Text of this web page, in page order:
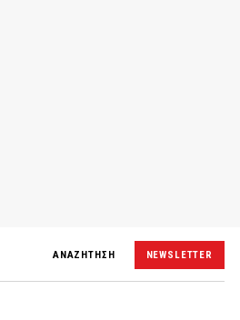
ΑΝΑΖΗΤΗΣΗ NEWSLETTER